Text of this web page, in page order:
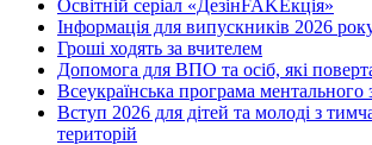
Освітній серіал «ДезінFAKEкція»
Інформація для випускників 2026
Гроші ходять за вчителем
Допомога для ВПО та осіб, які
Всеукраїнська програма ментального
Вступ 2026 для дітей та молоді з
територій